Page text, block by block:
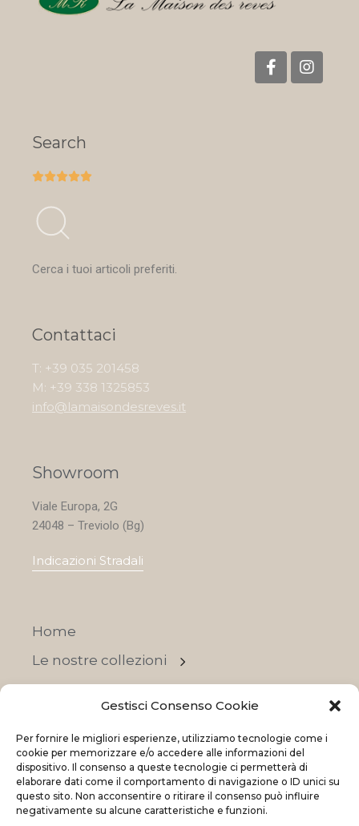
Gestisci Consenso Cookie
Per fornire le migliori esperienze, utilizziamo tecnologie come i
cookie per memorizzare e/o accedere alle informazioni del
dispositivo. Il consenso a queste tecnologie ci permetterà di
elaborare dati come il comportamento di navigazione o ID unici su
questo sito. Non acconsentire o ritirare il consenso può influire
negativamente su alcune caratteristiche e funzioni.
Search

Cerca i tuoi articoli preferiti.
Contattaci
T: +39 035 201458
M: +39 338 1325853
info@lamaisondesreves.it
Showroom
Viale Europa, 2G
24048 – Treviolo (Bg)
Indicazioni Stradali
Home
Le nostre collezioni
OFFERTE